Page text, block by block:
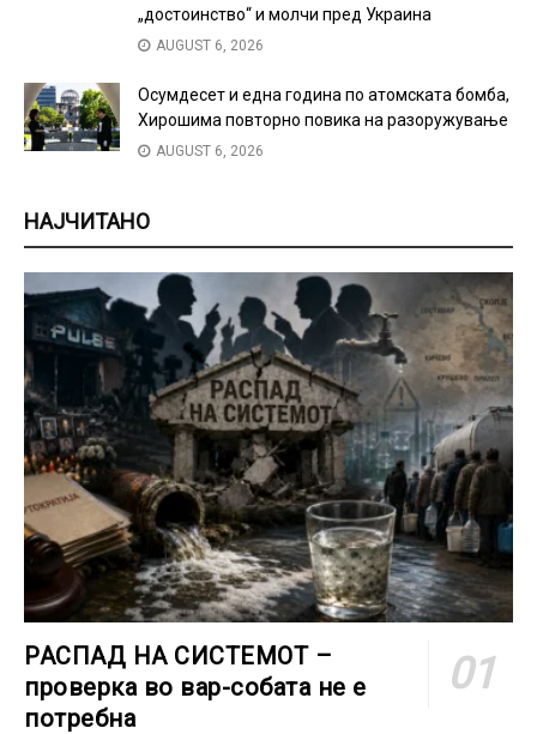
„достоинство“ и молчи пред Украина
AUGUST 6, 2026
Осумдесет и една година по атомската бомба,
Хирошима повторно повика на разоружување
AUGUST 6, 2026
НАЈЧИТАНО
РАСПАД НА СИСТЕМОТ –
проверка во вар-собата не е
потребна